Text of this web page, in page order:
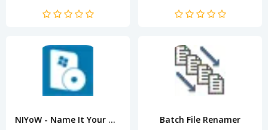
benutzerfreundlichen
steigern. Mit ihrer intuitiven...
NIYoW - Name It Your Way Batch File Renamer